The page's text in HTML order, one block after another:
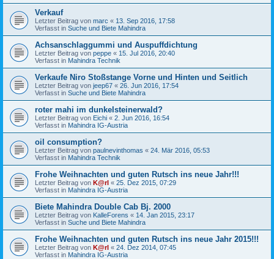
Verkauf
Letzter Beitrag von marc « 13. Sep 2016, 17:58
Verfasst in Suche und Biete Mahindra
Achsanschlaggummi und Auspuffdichtung
Letzter Beitrag von peppe « 15. Jul 2016, 20:40
Verfasst in Mahindra Technik
Verkaufe Niro Stoßstange Vorne und Hinten und Seitlich
Letzter Beitrag von jeep67 « 26. Jun 2016, 17:54
Verfasst in Suche und Biete Mahindra
roter mahi im dunkelsteinerwald?
Letzter Beitrag von Eichi « 2. Jun 2016, 16:54
Verfasst in Mahindra IG-Austria
oil consumption?
Letzter Beitrag von paulnevinthomas « 24. Mär 2016, 05:53
Verfasst in Mahindra Technik
Frohe Weihnachten und guten Rutsch ins neue Jahr!!!
Letzter Beitrag von K@rl « 25. Dez 2015, 07:29
Verfasst in Mahindra IG-Austria
Biete Mahindra Double Cab Bj. 2000
Letzter Beitrag von KalleForens « 14. Jan 2015, 23:17
Verfasst in Suche und Biete Mahindra
Frohe Weihnachten und guten Rutsch ins neue Jahr 2015!!!
Letzter Beitrag von K@rl « 24. Dez 2014, 07:45
Verfasst in Mahindra IG-Austria